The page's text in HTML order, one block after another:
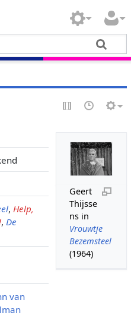
Geert
Thijsse
ns in
Vrouwtje
Bezemsteel
(1964)
, Help,
, De
van